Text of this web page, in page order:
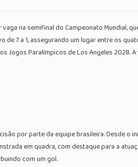
na semifinal do Campeonato Mundial,
7 a 1, assegurando um lugar entre os
Paralímpicos de Los Angeles 2028.
por parte da equipe brasileira. Desde o
em quadra, com destaque para a
com um gol.